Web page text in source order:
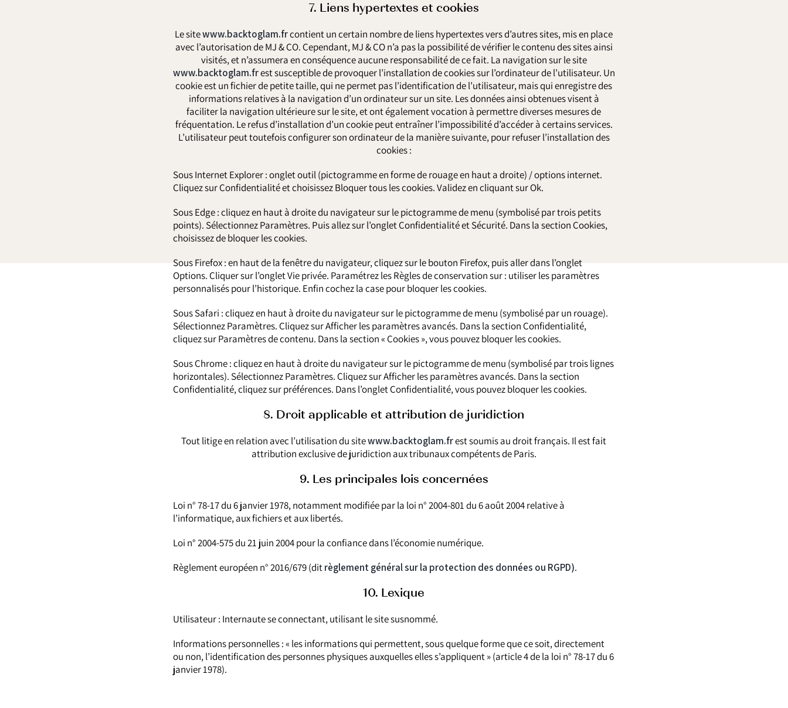
7. Liens hypertextes et cookies
Le sitewww.backtoglam.frcontient un certain nombre de liens hypertextes vers d’autres sites, mis en place
avec l’autorisation de MJ & CO. Cependant, MJ & CO n’a pas la possibilité de vérifier le contenu des sites ainsi
visités, et n’assumera en conséquence aucune responsabilité de ce fait. La navigation sur le site
www.backtoglam.frest susceptible de provoquer l’installation de cookies sur l’ordinateur de l’utilisateur. Un
cookie est un fichier de petite taille, qui ne permet pas l’identification de l’utilisateur, mais qui enregistre des
informations relatives à la navigation d’un ordinateur sur un site. Les données ainsi obtenues visent à
faciliter la navigation ultérieure sur le site, et ont également vocation à permettre diverses mesures de
fréquentation. Le refus d’installation d’un cookie peut entraîner l’impossibilité d’accéder à certains services.
L’utilisateur peut toutefois configurer son ordinateur de la manière suivante, pour refuser l’installation des
cookies :
Sous Internet Explorer : onglet outil (pictogramme en forme de rouage en haut a droite) / options internet.
Cliquez sur Confidentialité et choisissez Bloquer tous les cookies. Validez en cliquant sur Ok.
Sous Edge : cliquez en haut à droite du navigateur sur le pictogramme de menu (symbolisé par trois petits
points). Sélectionnez Paramètres. Puis allez sur l’onglet Confidentialité et Sécurité. Dans la section Cookies,
choisissez de bloquer les cookies.
Sous Firefox : en haut de la fenêtre du navigateur, cliquez sur le bouton Firefox, puis aller dans l’onglet
Options. Cliquer sur l’onglet Vie privée. Paramétrez les Règles de conservation sur : utiliser les paramètres
personnalisés pour l’historique. Enfin cochez la case pour bloquer les cookies.
Sous Safari : cliquez en haut à droite du navigateur sur le pictogramme de menu (symbolisé par un rouage).
Sélectionnez Paramètres. Cliquez sur Afficher les paramètres avancés. Dans la section Confidentialité,
cliquez sur Paramètres de contenu. Dans la section « Cookies », vous pouvez bloquer les cookies.
Sous Chrome : cliquez en haut à droite du navigateur sur le pictogramme de menu (symbolisé par trois lignes
horizontales). Sélectionnez Paramètres. Cliquez sur Afficher les paramètres avancés. Dans la section
Confidentialité, cliquez sur préférences. Dans l’onglet Confidentialité, vous pouvez bloquer les cookies.
8. Droit applicable et attribution de juridiction
Tout litige en relation avec l’utilisation du sitewww.backtoglam.frest soumis au droit français. Il est fait
attribution exclusive de juridiction aux tribunaux compétents de Paris.
9. Les principales lois concernées
Loi n° 78-17 du 6 janvier 1978, notamment modifiée par la loi n° 2004-801 du 6 août 2004 relative à
l’informatique, aux fichiers et aux libertés.
Loi n° 2004-575 du 21 juin 2004 pour la confiance dans l’économie numérique.
Règlement européen n° 2016/679 (ditrèglement général sur la protection des données ou RGPD).
10. Lexique
Utilisateur : Internaute se connectant, utilisant le site susnommé.
Informations personnelles : « les informations qui permettent, sous quelque forme que ce soit, directement
ou non, l’identification des personnes physiques auxquelles elles s’appliquent » (article 4 de la loi n° 78-17 du 6
janvier 1978).